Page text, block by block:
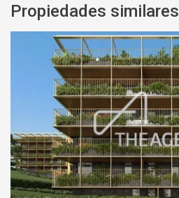
Propiedades similares